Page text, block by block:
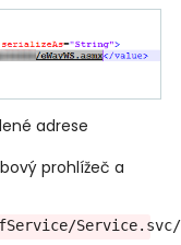
adrese
prohlížeč a
Service.svc/